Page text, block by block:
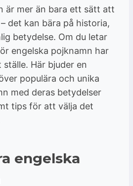
är mer än bara ett sätt att
det kan bära på historia,
betydelse. Om du letar
engelska pojknamn har
Här bjuder en
populära och unika
med deras betydelser
tips för att välja det
engelska